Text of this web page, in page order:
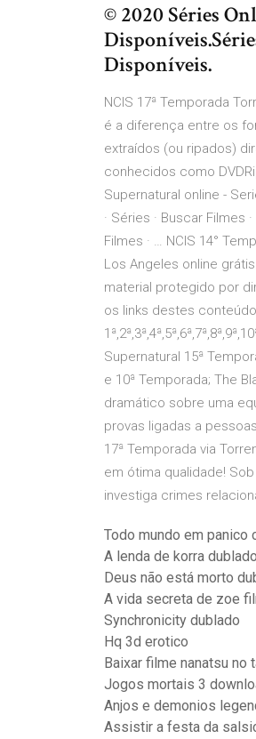
© 2020 Séries
Disponíveis.
NCIS 17ª Temporada
é a diferença entre os
extraídos (ou ripados)
conhecidos como
Supernatural online -
· Séries · Buscar Filmes
Filmes · … NCIS 14°
Los Angeles online
material protegido por
os links destes
Supernatural 15ª
e 10ª Temporada; The
dramático sobre uma
provas ligadas a
17ª Temporada via
em ótima qualidade!
investiga crimes
Todo mundo em panico
A lenda de korra
Deus não está morto
A vida secreta de zoe
Synchronicity dublado
Hq 3d erotico
Baixar filme nanatsu
Jogos mortais 3
Anjos e demonios
Assistir a festa da